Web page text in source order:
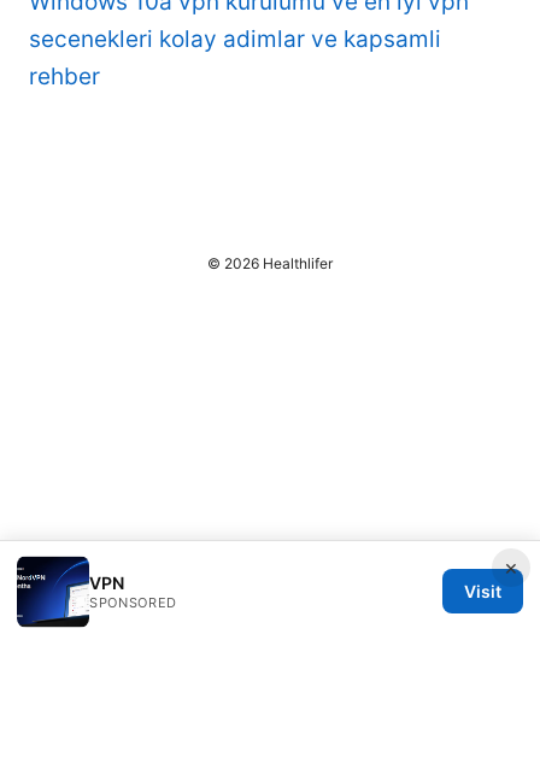
secenekleri kolay adimlar ve kapsamli
rehber
×
VPN
SPONSORED
Visit
© 2026 Healthlifer